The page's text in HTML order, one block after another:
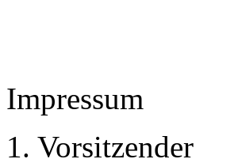
Impressum
1. Vorsitzender